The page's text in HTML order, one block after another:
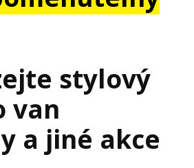
stylový
van
a jiné akce